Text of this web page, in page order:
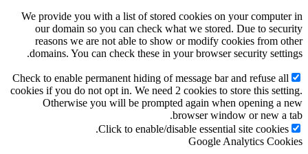
We provide you with a list of stored cookies on your computer
our domain so you can check what we stored. Due to
reasons we are not able to show or modify cookies from
domains. You can check these in your browser security
Check to enable permanent hiding of message bar and refuse all
cookies if you do not opt in. We need 2 cookies to store this
Otherwise you will be prompted again when opening a
browser window or new a
Click to enable/disable essential site cookies.
Google Analytics